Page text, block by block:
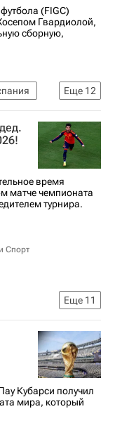
(FIGC)
Гвардиолой,
сборную,
Еще 12
время
матче чемпионата
турнира.
Спорт
Еще 11
Кубарси получил
мира, который